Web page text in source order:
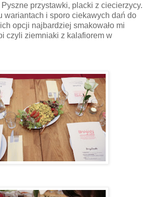
Pyszne przystawki, placki z ciecierzycy.
wariantach i sporo ciekawych dań do
opcji najbardziej smakowało mi
czyli ziemniaki z kalafiorem w